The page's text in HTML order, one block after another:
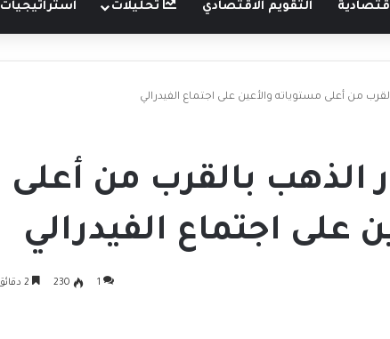
التقويم الاقتصادي تحليلات استراتيجيات
من أعلى مستوياته والأعين على اجتماع الفيدرالي
الذهب بالقرب من أعلى
على اجتماع الفيدرالي
1
230